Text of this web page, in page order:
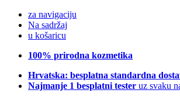
za navigaciju
Na sadržaj
u košaricu
100% prirodna kozmetika
Hrvatska: besplatna standardna
Najmanje 1 besplatni tester uz svaku